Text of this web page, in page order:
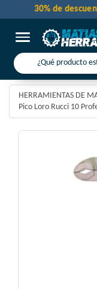
Toggle navigation
30% de
HERRAMIENTAS DE
Pico Loro Rucci 10